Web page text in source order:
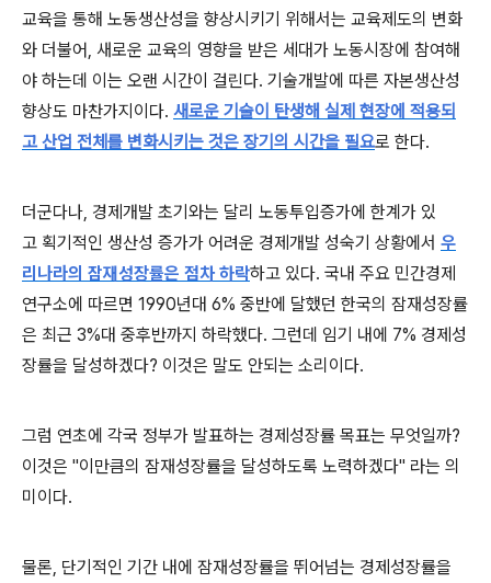
교육을 통해 노동생산성을 향상시키기 위해서는 교육제도의 변화
와 더불어, 새로운 교육의 영향을 받은 세대가 노동시장에 참여해
야 하는데 이는 오랜 시간이 걸린다. 기술개발에 따른 자본생산성
향상도 마찬가지이다. 새로운 기술이 탄생해 실제 현장에 적용되
고 산업 전체를 변화시키는 것은 장기의 시간을 필요로 한다.
더군다나, 경제개발 초기와는 달리 노동투입증가에 한계가 있
고 획기적인 생산성 증가가 어려운 경제개발 성숙기 상황에서 우
리나라의 잠재성장률은 점차 하락하고 있다. 국내 주요 민간경제
연구소에 따르면 1990년대 6% 중반에 달했던 한국의 잠재성장률
은 최근 3%대 중후반까지 하락했다. 그런데 임기 내에 7% 경제성
장률을 달성하겠다? 이것은 말도 안되는 소리이다.
그럼 연초에 각국 정부가 발표하는 경제성장률 목표는 무엇일까?
이것은 "이만큼의 잠재성장률을 달성하도록 노력하겠다" 라는 의
미이다.
물론, 단기적인 기간 내에 잠재성장률을 뛰어넘는 경제성장률을